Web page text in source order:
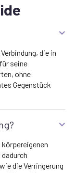
die in
seine
ohne
Gegenstück
körpereigenen
die Verringerung